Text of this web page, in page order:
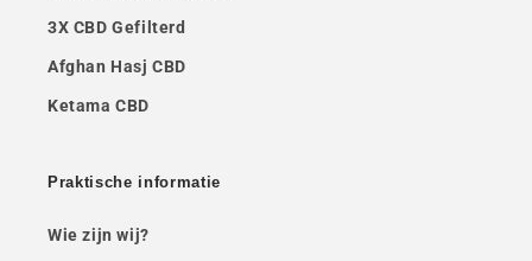
3X CBD Gefilterd
Afghan Hasj CBD
Ketama CBD
Praktische informatie
Wie zijn wij?